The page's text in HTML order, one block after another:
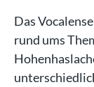
Das
rund ums